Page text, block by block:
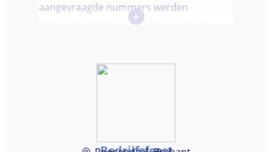
aangevraagde nummers werden
gedraaid. Helemaal tevreden over de
+